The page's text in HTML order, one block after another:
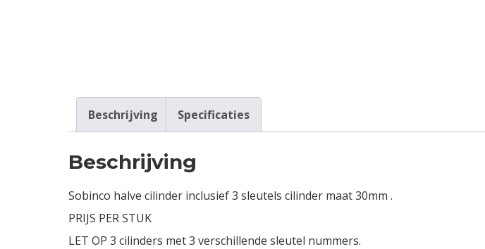
Beschrijving Specificaties
Beschrijving
Sobinco halve cilinder inclusief 3 sleutels cilinder maat 30mm .
PRIJS PER STUK
LET OP 3 cilinders met 3 verschillende sleutel nummers.